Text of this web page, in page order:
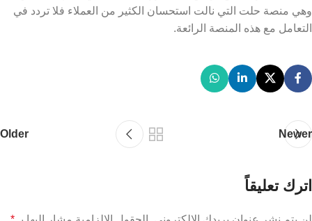
وهي منصة حلت التي نالت استحسان الكثير من العملاء فلا تردد في
التعامل مع هذه المنصة الرائعة.
Newer
Older
اترك تعليقاً